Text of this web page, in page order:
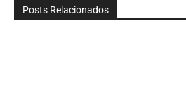
Posts Relacionados